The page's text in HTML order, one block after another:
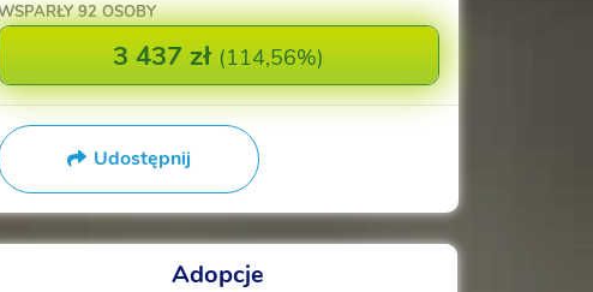
92 OSOBY
3 437 zł (114,56%)
Udostępnij
Adopcje